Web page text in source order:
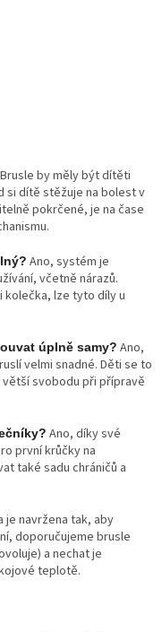
Brusle by měly být dítěti
si dítě stěžuje na bolest v
pokrčené, je na čase
Ano, systém je
včetně nárazů.
kolečka, lze tyto díly u
úplně samy? Ano,
velmi snadné. Děti se to
větší svobodu při přípravě
Ano, díky své
první krůčky na
také sadu chráničů a
je navržena tak, aby
doporučujeme brusle
a nechat je
teplotě.